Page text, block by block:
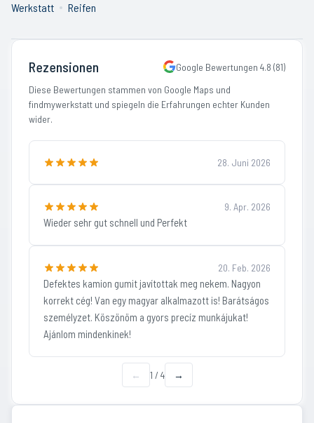
Werkstatt Reifen
Rezensionen Google Bewertungen 4.8 (81)
Diese Bewertungen stammen von Google Maps und
findmywerkstatt und spiegeln die Erfahrungen echter Kunden
wider.
28. Juni 2026
9. Apr. 2026
Wieder sehr gut schnell und Perfekt
20. Feb. 2026
Defektes kamion gumit javítottak meg nekem. Nagyon
korrekt cég! Van egy magyar alkalmazott is! Barátságos
személyzet. Köszönöm a gyors precíz munkájukat!
Ajánlom mindenkinek!
← 1 / 4 →